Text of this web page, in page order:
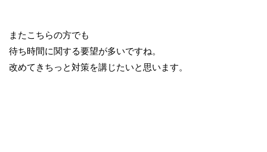
またこちらの方でも
待ち時間に関する要望が多いですね。
改めてきちっと対策を講じたいと思います。